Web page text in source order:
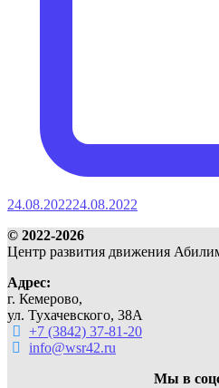
24.08.202224.08.2022
© 2022-2026
Центр развития движения
Адрес:
г. Кемерово,
ул. Тухачевского, 38А
+7 (3842) 37-81-20
info@wsr42.ru
Мы в